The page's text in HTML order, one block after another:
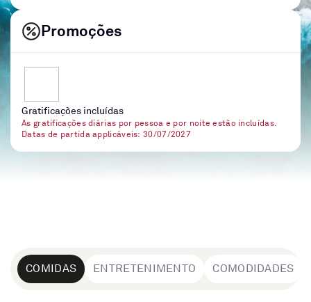
Promoções
Gratificações incluídas
As gratificações diárias por pessoa e por noite estão incluídas.
Datas de partida applicáveis: 30/07/2027
COMIDAS ENTRETENIMENTO COMODIDADES